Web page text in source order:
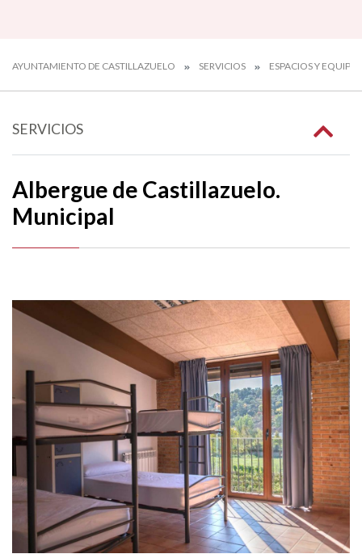
AYUNTAMIENTO DE CASTILLAZUELO SERVICIOS ESPACIOS Y
SERVICIOS
Albergue de Castillazuelo.
Municipal